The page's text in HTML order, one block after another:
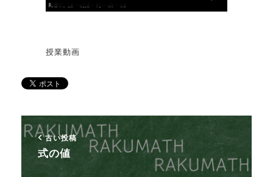
授業動画
古い投稿
式の値